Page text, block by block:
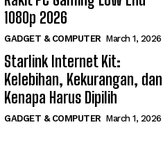
1080p 2026
GADGET & COMPUTER March 1, 2026
Starlink Internet Kit:
Kelebihan, Kekurangan, dan
Kenapa Harus Dipilih
GADGET & COMPUTER March 1, 2026